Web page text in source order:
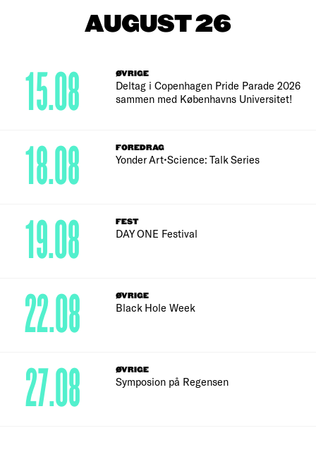
AUGUST 26
ØVRIGE
Deltag i Copenhagen Pride Parade 2026
sammen med Københavns Universitet!
15.08
FOREDRAG
Yonder Art•Science: Talk Series
18.08
FEST
DAY ONE Festival
19.08
ØVRIGE
Black Hole Week
22.08
ØVRIGE
Symposion på Regensen
27.08